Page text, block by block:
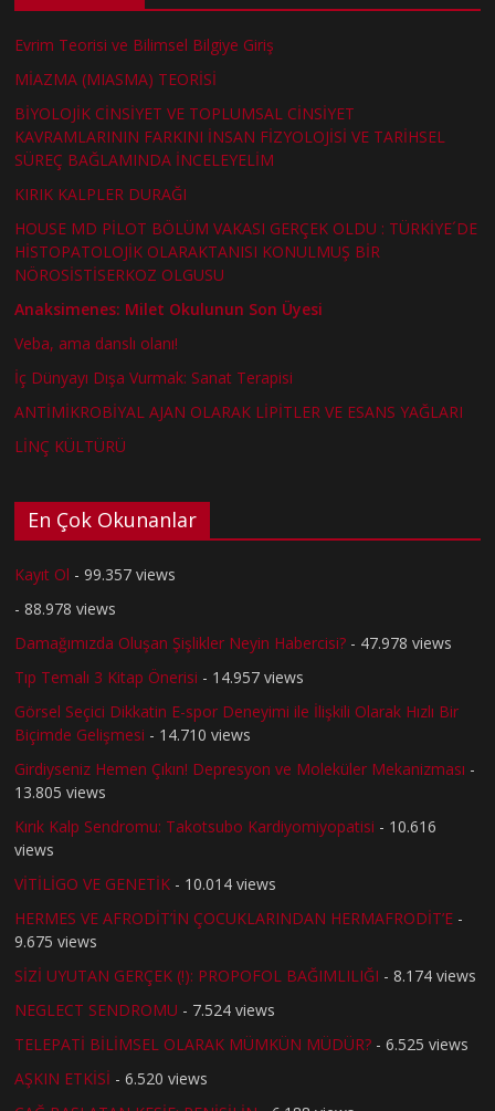
Evrim Teorisi ve Bilimsel Bilgiye Giriş
MİAZMA (MIASMA) TEORİSİ
BİYOLOJİK CİNSİYET VE TOPLUMSAL CİNSİYET
KAVRAMLARININ FARKINI İNSAN FİZYOLOJİSİ VE TARİHSEL
SÜREÇ BAĞLAMINDA İNCELEYELİM
KIRIK KALPLER DURAĞI
HOUSE MD PİLOT BÖLÜM VAKASI GERÇEK OLDU : TÜRKİYE´DE
HİSTOPATOLOJİK OLARAKTANISI KONULMUŞ BİR
NÖROSİSTİSERKOZ OLGUSU
Anaksimenes: Milet Okulunun Son Üyesi
Veba, ama danslı olanı!
İç Dünyayı Dışa Vurmak: Sanat Terapisi
ANTİMİKROBİYAL AJAN OLARAK LİPİTLER VE ESANS YAĞLARI
LİNÇ KÜLTÜRÜ
En Çok Okunanlar
Kayıt Ol - 99.357 views
- 88.978 views
Damağımızda Oluşan Şişlikler Neyin Habercisi? - 47.978 views
Tıp Temalı 3 Kitap Önerisi - 14.957 views
Görsel Seçici Dikkatin E-spor Deneyimi ile İlişkili Olarak Hızlı Bir
Biçimde Gelişmesi - 14.710 views
Girdiyseniz Hemen Çıkın! Depresyon ve Moleküler Mekanizması -
13.805 views
Kırık Kalp Sendromu: Takotsubo Kardiyomiyopatisi - 10.616
views
VİTİLİGO VE GENETİK - 10.014 views
HERMES VE AFRODİT’İN ÇOCUKLARINDAN HERMAFRODİT’E -
9.675 views
SİZİ UYUTAN GERÇEK (!): PROPOFOL BAĞIMLILIĞI - 8.174 views
NEGLECT SENDROMU - 7.524 views
TELEPATİ BİLİMSEL OLARAK MÜMKÜN MÜDÜR? - 6.525 views
AŞKIN ETKİSİ - 6.520 views